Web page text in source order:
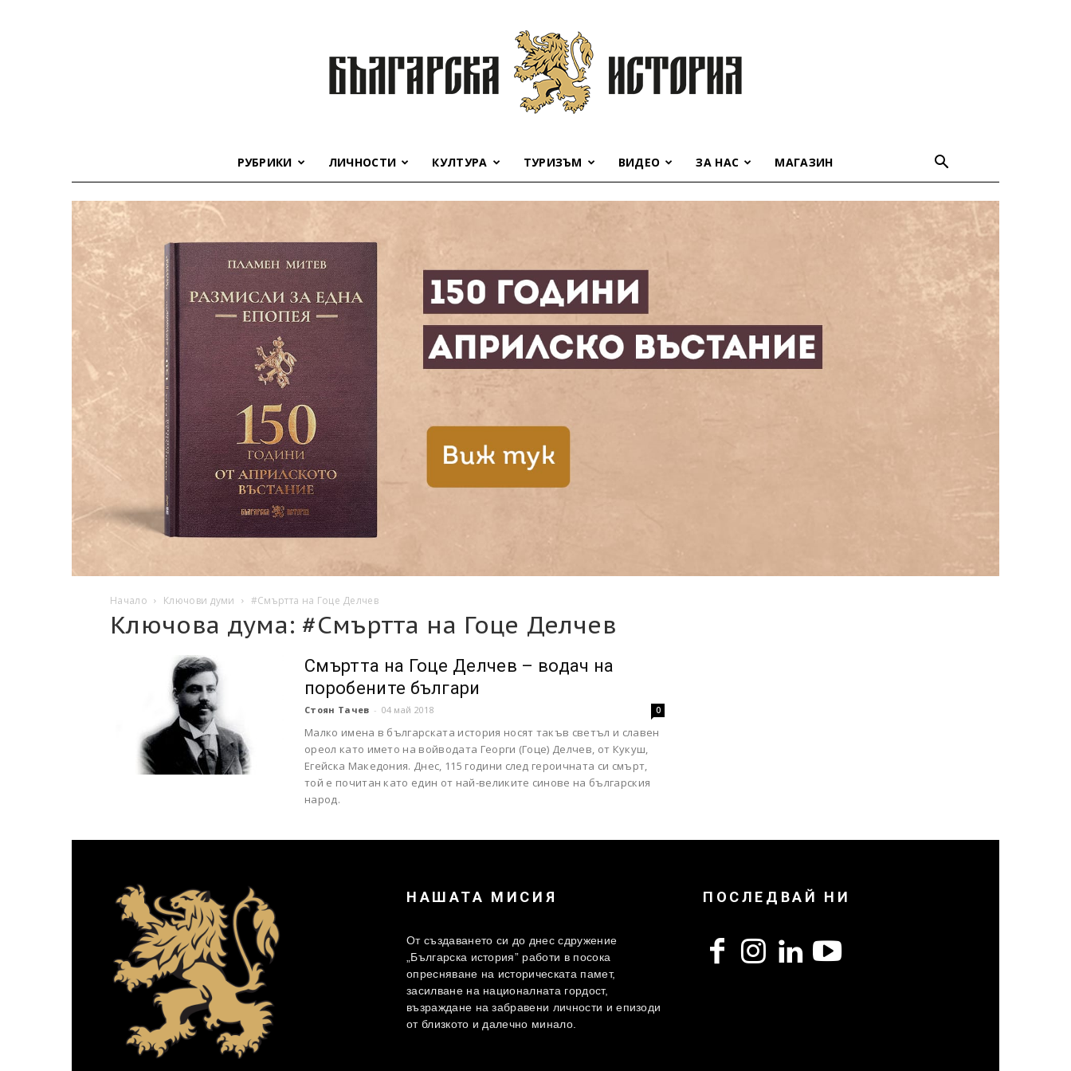
история
РУБРИКИ ЛИЧНОСТИ КУЛТУРА ТУРИЗЪМ ВИДЕО ЗА НАС МАГАЗИН
Начало Ключови думи #Смъртта на Гоце Делчев
Ключова дума: #Смъртта на Гоце Делчев
Смъртта на Гоце Делчев – водач на
поробените българи
Стоян Тачев - 04 май 2018 0
Малко имена в българската история носят такъв светъл и славен
ореол като името на войводата Георги (Гоце) Делчев, от Кукуш,
Егейска Македония. Днес, 115 години след героичната си смърт,
той е почитан като един от най-великите синове на българския
народ.
НАШАТА МИСИЯ
От създаването си до днес сдружение
„Българска история” работи в посока
опресняване на историческата памет,
засилване на националната гордост,
възраждане на забравени личности и епизоди
от близкото и далечно минало.
ПОСЛЕДВАЙ НИ